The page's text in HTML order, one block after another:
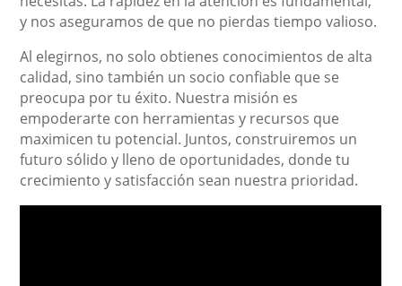
y nos aseguramos de que no pierdas tiempo valioso.
Al elegirnos, no solo obtienes conocimientos de alta
calidad, sino también un socio confiable que se
preocupa por tu éxito. Nuestra misión es
empoderarte con herramientas y recursos que
maximicen tu potencial. Juntos, construiremos un
futuro sólido y lleno de oportunidades, donde tu
crecimiento y satisfacción sean nuestra prioridad.